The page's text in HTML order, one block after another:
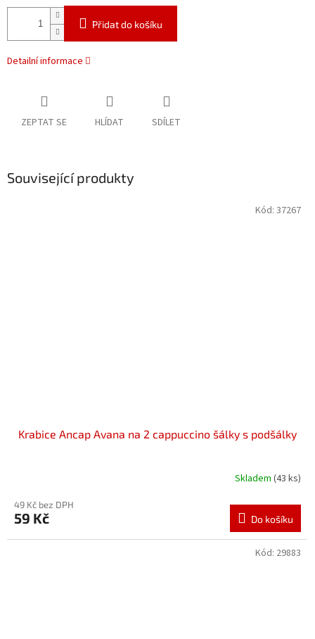
Přidat do košíku
Detailní informace
ZEPTAT SE HLÍDAT SDÍLET
Související produkty
Krabice Ancap Avana na 2 cappuccino šálky s podšálky
Skladem (43 ks)
49 Kč bez DPH
59 Kč Do košíku
Kód: 37267
Kód: 29883